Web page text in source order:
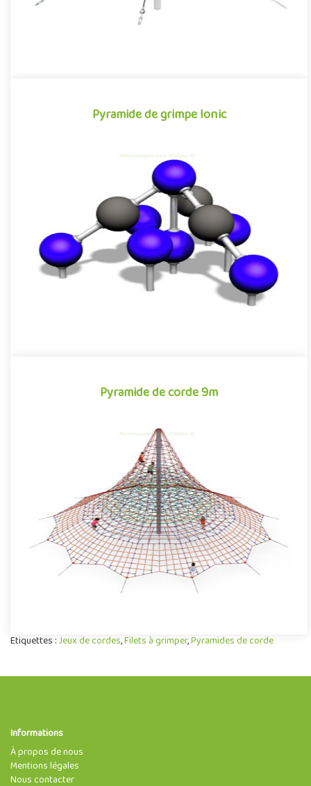
Pyramide de grimpe Ionic
Pyramide de grimpe Ionic
Pyramide de grimpe pour aires de jeux extérieurs composée de
11 boules dont 8 sont reliées par une structure tubulaire en aci..
Lappset
Pyramide de corde 9m
Pyramide de corde 9m
La pyramide de corde, souvent rebaptisée affectueusement
toile d'araignée par les enfants, est une structure pour aire de
jeu..
Offre Partenaire
Etiquettes :Jeux de cordes,Filets à grimper,Pyramides de corde
Informations
À propos de nous
Mentions légales
Nous contacter